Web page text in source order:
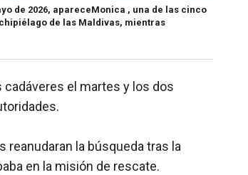
de 2026, apareceMonica , una de las cinco
de las Maldivas, mientras
el martes y los dos
reanudaran la búsqueda tras la
en la misión de rescate.